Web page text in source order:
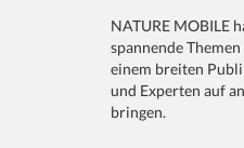
NATURE MOBILE
spannende
einem breiten
und Experten auf
bringen.